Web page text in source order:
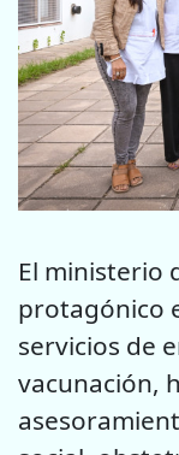
El ministerio
protagónico
servicios de
vacunación,